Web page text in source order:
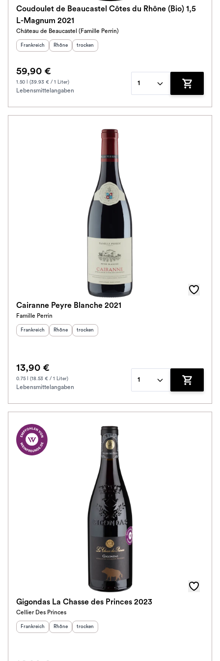
Coudoulet de Beaucastel Côtes du Rhône (Bio) 1,5
L-Magnum 2021
Château de Beaucastel (Famille Perrin)
Herkunftsland
Frankreich Herkunftsregion:
Rhône Geschmack
trocken
59,90 €
1.50 l (39.93 € / 1 Liter)
Lebensmittelangaben
1
Zum
Cairanne Peyre Blanche 2021
Famille Perrin
Herkunftsland
Frankreich Herkunftsregion:
Rhône Geschmack
trocken
13,90 €
0.75 l (18.53 € / 1 Liter)
Lebensmittelangaben
1
Zum
Gigondas La Chasse des Princes 2023
Cellier Des Princes
Herkunftsland
Frankreich Herkunftsregion:
Rhône Geschmack
trocken